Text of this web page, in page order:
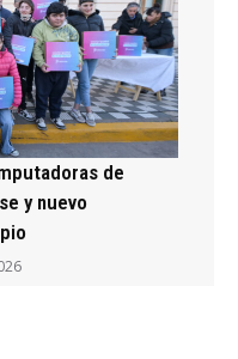
de
y nuevo